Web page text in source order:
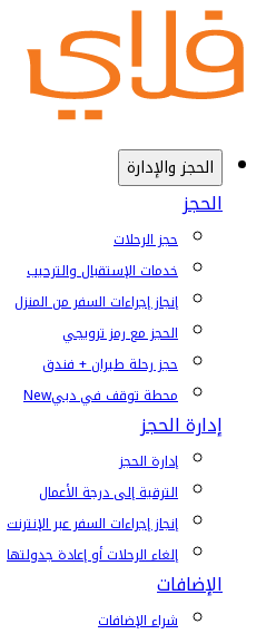
الحجز والإدارة
الحجز
حجز الرحلات
خدمات الإستقبال والترحيب
إنجاز إجراءات السفر من المنزل
الحجز مع رمز ترويجي
حجز رحلة طيران + فندق
محطة توقف في دبيNew
إدارة الحجز
إدارة الحجز
الترقية إلى درجة الأعمال
إنجاز إجراءات السفر عبر الإنترنت
إلغاء الرحلات أو إعادة جدولتها
الإضافات
شراء الإضافات